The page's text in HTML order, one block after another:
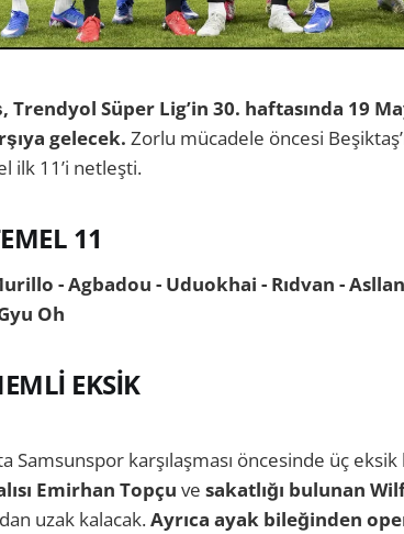
Trendyol Süper Lig’in 30. haftasında 19
gelecek. Zorlu mücadele öncesi
ilk 11’i netleşti.
11
- Agbadou - Uduokhai - Rıdvan -
Oh
EKSİK
Samsunspor karşılaşması öncesinde üç
Emirhan Topçu ve sakatlığı bulunan
uzak kalacak.Ayrıca ayak bileğinden